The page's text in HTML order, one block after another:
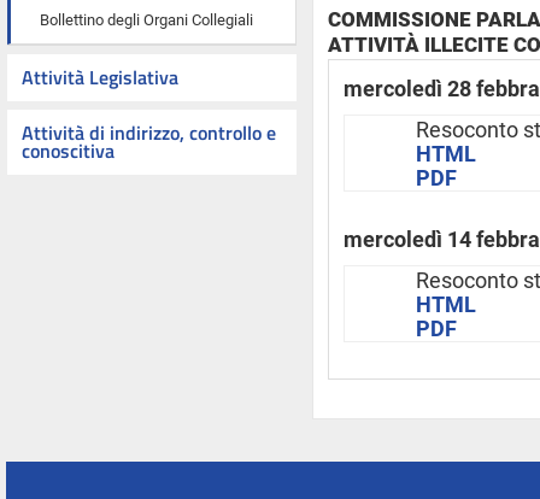
Bollettino degli Organi Collegiali
Attività Legislativa
Attività di indirizzo, controllo e
conoscitiva
COMMISSIONE
ATTIVITÀ ILLECITE
mercoledì 28
Resoconto
HTML
PDF
mercoledì 14
Resoconto
HTML
PDF